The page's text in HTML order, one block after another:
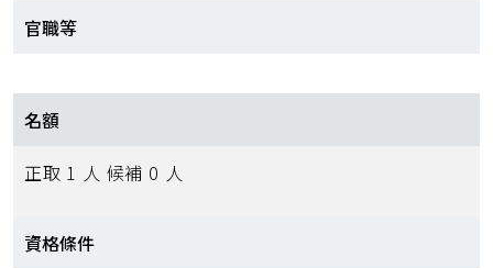
官職等
名額
正取 1 人 候補 0 人
資格條件